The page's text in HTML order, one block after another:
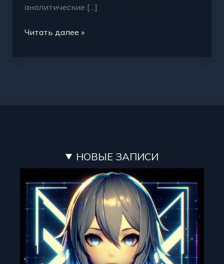
аналитические […]
Читать далее »
НОВЫЕ ЗАПИСИ